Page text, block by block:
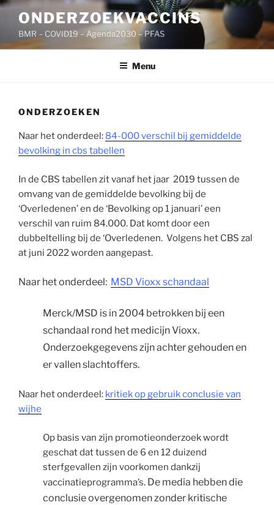
Ga
inhoud
ONDERZOEKVACCINS
BMR – COVID19 – Agenda2030 – PFAS
Menu
ONDERZOEKEN
Naar het onderdeel: 84-000 verschil bij gemiddelde
bevolking in cbs tabellen
In de CBS tabellen zit vanaf het jaar 2019 tussen de
omvang van de gemiddelde bevolking bij de
‘Overledenen’ en de ‘Bevolking op 1 januari’ een
verschil van ruim 84.000. Dat komt door een
dubbeltelling bij de ‘Overledenen. Volgens het CBS zal
at juni 2022 worden aangepast.
Naar het onderdeel: MSD Vioxx schandaal
Merck/MSD is in 2004 betrokken bij een
Onderzoekgegevens zijn achter gehouden en
er vallen slachtoffers.
Naar het onderdeel: kritiek op gebruik conclusie van
wijhe
Op basis van zijn promotieonderzoek wordt
geschat dat tussen de 6 en 12 duizend
sterfgevallen zijn voorkomen dankzij
vaccinatieprogramma’s. De media hebben die
conclusie overgenomen zonder kritische